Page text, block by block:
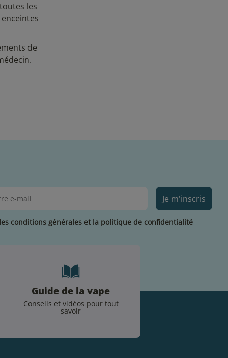
les
de
Je m'inscris
conditions générales et la politique de confidentialité
Guide de la vape
Conseils et vidéos pour tout
savoir